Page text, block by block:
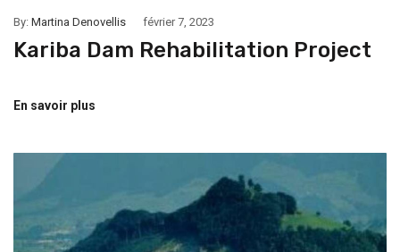
By: Martina Denovellis février 7, 2023
Kariba Dam Rehabilitation Project
En savoir plus